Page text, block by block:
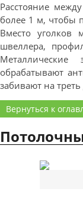
Расстояние
более 1 м, чтобы
Вместо уголков
швеллера,
обрабатывают
забивают на
Вернуться к